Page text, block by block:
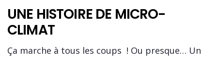
UNE HISTOIRE DE MICRO-
CLIMAT
Ça marche à tous les coups ! Ou presque… Un